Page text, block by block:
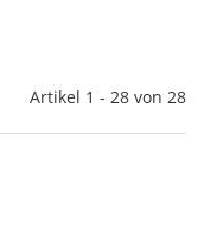
Artikel 1 - 28 von 28